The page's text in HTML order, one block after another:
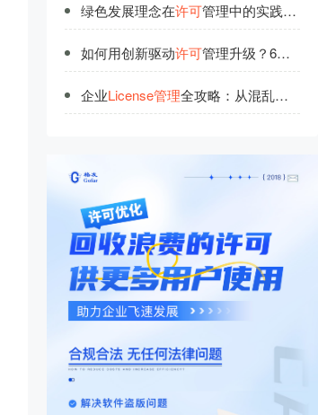
绿色发展理念在许可管理中的实践与价值
如何用创新驱动许可管理升级？6大前沿实践
企业License管理全攻略：从混乱到有序的蜕变